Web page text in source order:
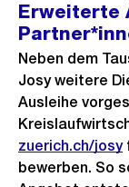
Erweiterte
Neben dem
Josy weitere
Ausleihe
zuerich.ch/josy
bewerben. So